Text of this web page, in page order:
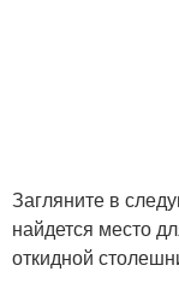
Загляните в
найдется место
откидной